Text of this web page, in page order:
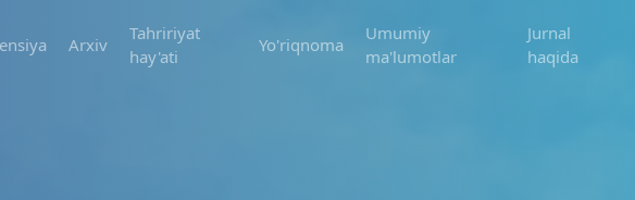
Arxiv
Tahririyat
hay'ati
Yo'riqnoma
Umumiy
ma'lumotlar
Jurnal
haqida